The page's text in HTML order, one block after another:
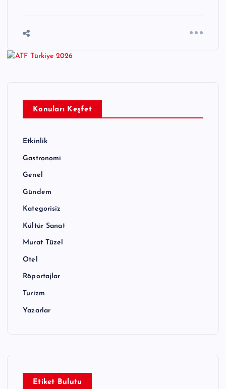
Konuları Keşfet
Etkinlik
Gastronomi
Genel
Gündem
Kategorisiz
Kültür Sanat
Murat Tüzel
Otel
Röportajlar
Turizm
Yazarlar
Etiket Bulutu